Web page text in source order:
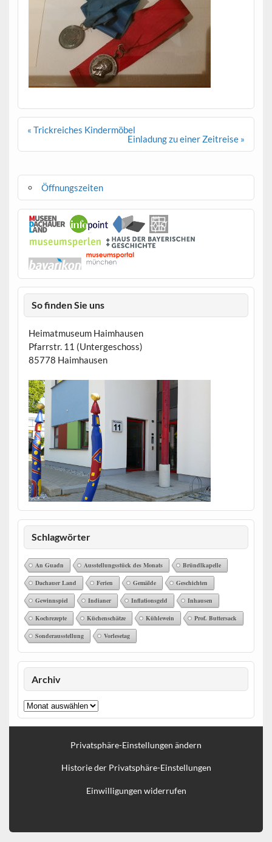
Beitragsnavigation
« Trickreiches Kindermöbel
Einladung zu einer Zeitreise »
Öffnungszeiten
So finden Sie uns
Heimatmuseum Haimhausen
Pfarrstr. 11 (Untergeschoss)
85778 Haimhausen
Schlagwörter
An Guadn Ausstellungsstück des Monats Bründlkapelle
Dachauer Land Ferien Gemälde Geschichten
Gewinnspiel Indianer Inflationsgeld Inhausen
Kochrezepte Küchenschätze Kühlewein Prof. Buttersack
Sonderausstellung Vorlesetag
Archiv
Archiv
Privatsphäre-Einstellungen ändern
Historie der Privatsphäre-Einstellungen
Einwilligungen widerrufen